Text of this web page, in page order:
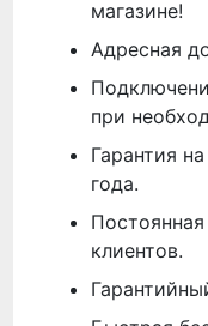
магазине!
Адресная
при
Гарантия
года.
клиентов.